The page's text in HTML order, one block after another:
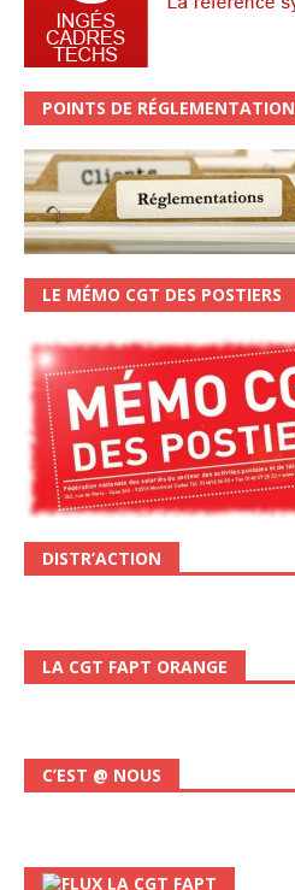
POINTS DE RÉGLEMENTATION
LE MÉMO CGT DES POSTIERS
DISTR’ACTION
LA CGT FAPT ORANGE
C’EST @ NOUS
LA CGT FAPT